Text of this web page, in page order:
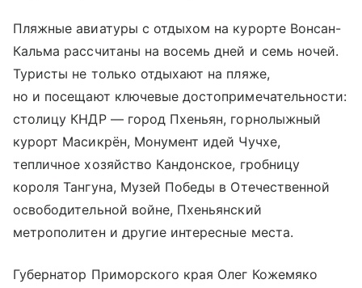
Пляжные авиатуры с отдыхом на курорте Вонсан-
Кальма рассчитаны на восемь дней и семь ночей.
Туристы не только отдыхают на пляже,
но и посещают ключевые достопримечательности:
столицу КНДР — город Пхеньян, горнолыжный
курорт Масикрён, Монумент идей Чучхе,
тепличное хозяйство Кандонское, гробницу
короля Тангуна, Музей Победы в Отечественной
освободительной войне, Пхеньянский
метрополитен и другие интересные места.
Губернатор Приморского края Олег Кожемяко